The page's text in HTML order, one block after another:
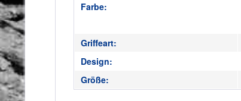
Farbe:
Griffeart:
Design:
Größe: